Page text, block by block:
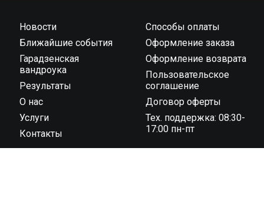
Новости
Ближайшие события
Гарадзенская
вандроука
Результаты
О нас
Услуги
Контакты
Способы оплаты
Оформление заказа
Оформление возврата
Пользовательское
соглашение
Договор оферты
Тех. поддержка: 08:30-
17:00 пн-пт